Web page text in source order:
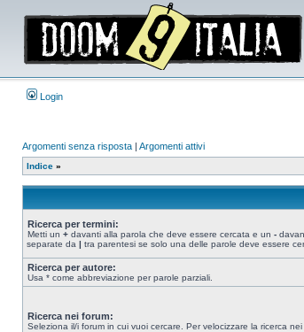
Login
Argomenti senza risposta | Argomenti attivi
Indice »
Ricerca per termini:
Metti un + davanti alla parola che deve essere cercata e un -
separate da | tra parentesi se solo una delle parole deve essere
Ricerca per autore:
Usa * come abbreviazione per parole parziali.
Ricerca nei forum:
Seleziona il/i forum in cui vuoi cercare. Per velocizzare la ricerca